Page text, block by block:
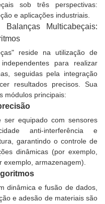
sob três perspectivas:
e aplicações industriais.
Multicabeçais:
reside na utilização de
para realizar
seguidas pela integração
resultados precisos. Sua
módulos principais:
ser equipado com sensores
anti-interferência e
garantindo o controle de
dinâmicas (por exemplo,
exemplo, armazenagem).
dinâmica e fusão de dados,
e adesão de materiais são